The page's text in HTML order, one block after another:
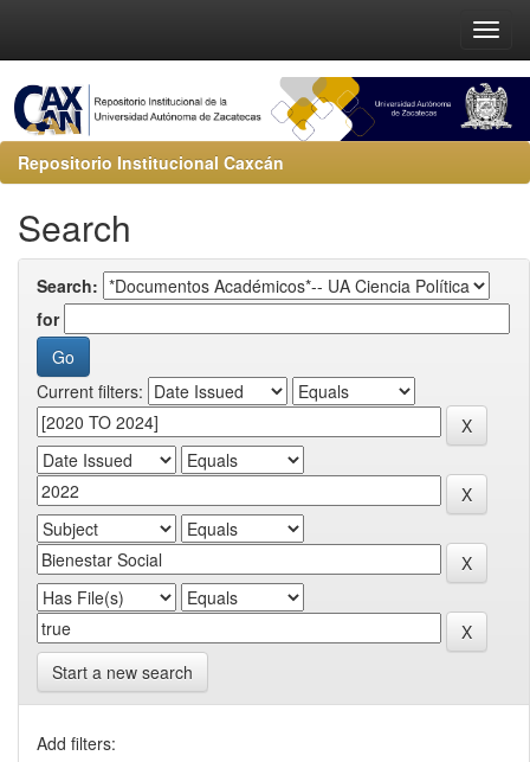
Repositorio Institucional Caxcán
Search
Search:
for
Current filters:
Start a new search
Add filters: